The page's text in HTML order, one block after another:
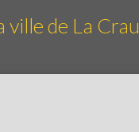
ville de La Crau